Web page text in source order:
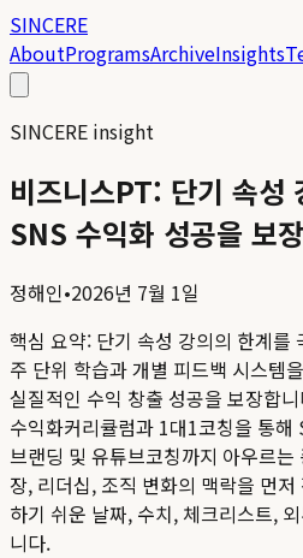
SINCERE
AboutProgramsArchiveInsights
SINCERE insight
비즈니스PT: 단기 속성
SNS 수익화 성공을 보
정해인•2026년 7월 1일
핵심 요약: 단기 속성 강의의 한계를
주 단위 학습과 개별 피드백 시스템
실질적인 수익 창출 성공을 보장합
수익화커리큘럼과 1대1코칭을 통해
브랜딩 및 유튜브코칭까지 아우르는
장, 리더십, 조직 변화의 맥락을 먼
하기 쉬운 날짜, 수치, 체크리스트,
니다.